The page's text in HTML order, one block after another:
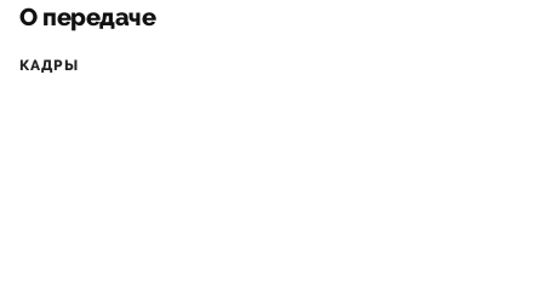
О передаче
КАДРЫ